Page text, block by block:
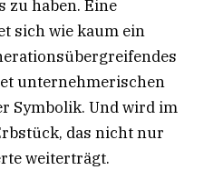
zu haben. Eine
sich wie kaum ein
unternehmerischen
Symbolik. Und wird im
das nicht nur
weiterträgt.